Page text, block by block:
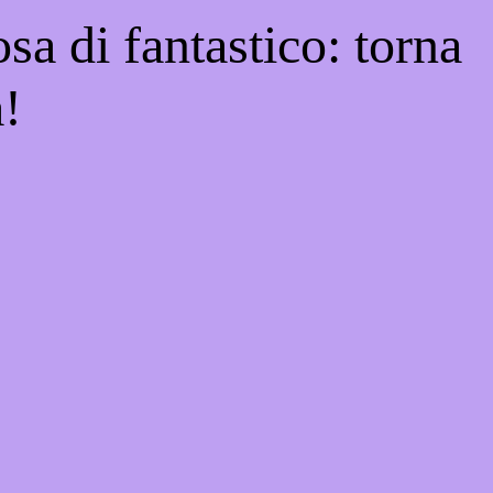
di fantastico: torna